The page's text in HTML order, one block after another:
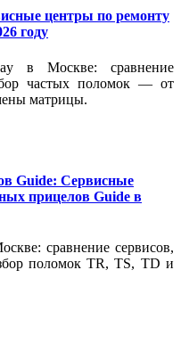
центры по ремонту
году
в Москве: сравнение
частых поломок — от
матрицы.
Guide: Сервисные
прицелов Guide в
сравнение сервисов,
поломок TR, TS, TD и